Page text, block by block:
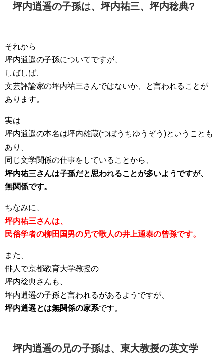
坪内逍遥の子孫は、坪内祐三、坪内稔典?
それから
坪内逍遥の子孫についてですが、
しばしば、
文芸評論家の坪内祐三さんではないか、と言われることが
あります。
実は
坪内逍遥の本名は坪内雄蔵(つぼうちゆうぞう)ということも
あり、
同じ文学関係の仕事をしていることから、
坪内祐三さんは子孫だと思われることが多いようですが、
無関係です。
ちなみに、
坪内祐三さんは、
民俗学者の柳田国男の兄で歌人の井上通泰の曾孫です。
また、
俳人で京都教育大学教授の
坪内稔典さんも、
坪内逍遥の子孫と言われるがあるようですが、
坪内逍遥とは無関係の家系です。
坪内逍遥の兄の子孫は、東大教授の英文学